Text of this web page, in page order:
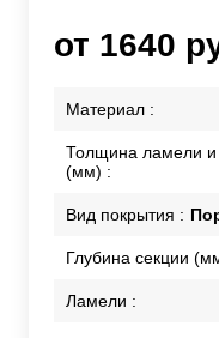
от 1640
Материал :
Толщина ламели
(мм) :
Вид покрытия :
Глубина секции
Ламели :